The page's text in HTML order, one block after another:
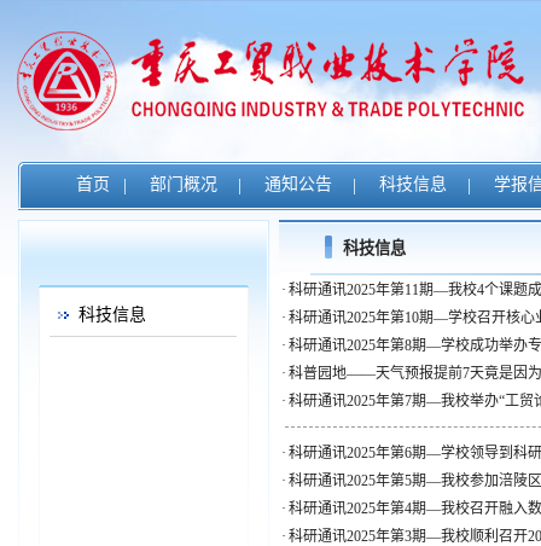
首页 | 部门概况 | 通知公告 | 科技信息 | 学报
科技信息
科技信息
· 科研通讯2025年第11期—我校4个课题
· 科研通讯2025年第10期—学校召开核心
· 科研通讯2025年第8期—学校成功举办
· 科普园地——天气预报提前7天竟是因
· 科研通讯2025年第7期—我校举办“工贸
· 科研通讯2025年第6期—学校领导到科
· 科研通讯2025年第5期—我校参加涪陵
· 科研通讯2025年第4期—我校召开融入
· 科研通讯2025年第3期—我校顺利召开